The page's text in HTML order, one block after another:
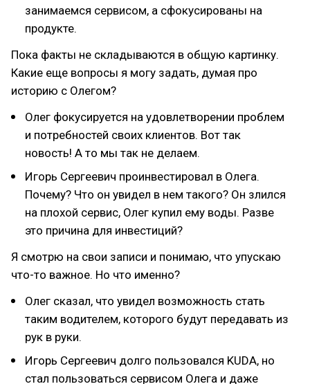
занимаемся сервисом, а сфокусированы на
продукте.
Пока факты не складываются в общую картинку.
Какие еще вопросы я могу задать, думая про
историю с Олегом?
Олег фокусируется на удовлетворении проблем
и потребностей своих клиентов. Вот так
новость! А то мы так не делаем.
Игорь Сергеевич проинвестировал в Олега.
Почему? Что он увидел в нем такого? Он злился
на плохой сервис, Олег купил ему воды. Разве
это причина для инвестиций?
Я смотрю на свои записи и понимаю, что упускаю
что-то важное. Но что именно?
Олег сказал, что увидел возможность стать
таким водителем, которого будут передавать из
рук в руки.
Игорь Сергеевич долго пользовался KUDA, но
стал пользоваться сервисом Олега и даже